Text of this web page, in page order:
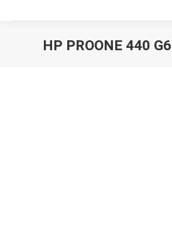
HP PROONE 440